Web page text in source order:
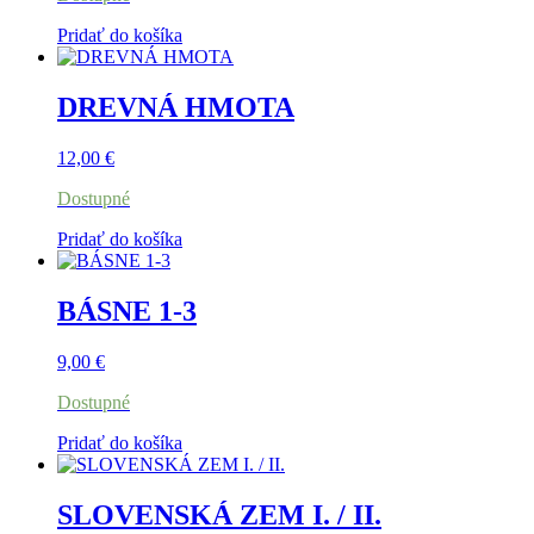
Pridať do košíka
DREVNÁ HMOTA
12,00 €
Dostupné
Pridať do košíka
BÁSNE 1-3
9,00 €
Dostupné
Pridať do košíka
SLOVENSKÁ ZEM I. / II.